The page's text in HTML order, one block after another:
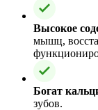
Высокое
мышц,
Богат
зубов.